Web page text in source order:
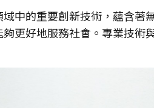
中的重要創新技術，蘊含
更好地服務社會。專業技